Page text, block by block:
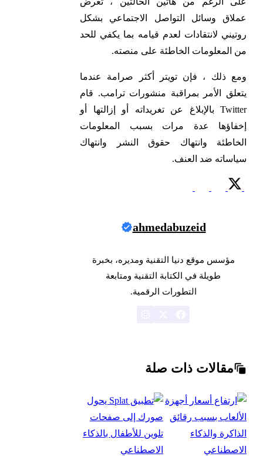
عملاق وسائل التواصل الاجتماعي بشكل
روتيني لانتقادات لعدم قيامه بما يكفي للحد
من المعلومات الخاطئة على منصته.
ومع ذلك ، فإن تويتر أكثر صرامة عندما
يتعلق الأمر بمراقبة منشورات ترامب. قام
Twitter بالإبلاغ عن تغريداته أو إزالتها أو
إخفاؤها عدة مرات بسبب المعلومات
الخاطئة وانتهاك حقوق النشر وانتهاك
سياساته ضد العنف.
ahmedabuzeid
مؤسس موقع دنيا التقنية ومديره، بخبرة
طويلة في الكتابة التقنية ومتابعة
التطورات الرقمية.
مقالات ذات صلة